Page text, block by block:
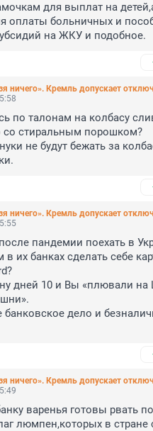
для выплат на
оплаты больничных и
на ЖКУ и подобное.
по талонам на колбасу
стиральным порошком?
не будут бежать за
пандемии поехать в
в их банках сделать себе
дней 10 и Вы «плювали на
банковское дело и
варенья готовы рвать
люмпен,которых в стране